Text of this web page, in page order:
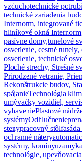
vzduchotechnické
technické zariadenia
Internorm, integrované
hliníkové okná
pasívne domy,tunelové
osvetlenie, cestné
osvetlenie, technické
Ploché strechy, Strešné
Prirodzené vetranie,
Rekonštrukcie budov,
spájanieTechnológia
umývačky vozidiel,
vybaveniePlastové
systémyOdhlučnenie
stenypracovný stôl
ochranné nátery
systémy, komíny
technológie,